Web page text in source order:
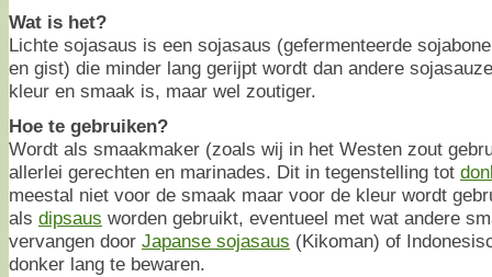
Wat is het?
Lichte sojasaus is een sojasaus (gefermenteerde
en gist) die minder lang gerijpt wordt dan andere
kleur en smaak is, maar wel zoutiger.
Hoe te gebruiken?
Wordt als smaakmaker (zoals wij in het Westen zout
allerlei gerechten en marinades. Dit in tegenstelling tot
meestal niet voor de smaak maar voor de kleur wordt
als dipsaus worden gebruikt, eventueel met wat andere
vervangen door Japanse sojasaus (Kikoman) of
donker lang te bewaren.